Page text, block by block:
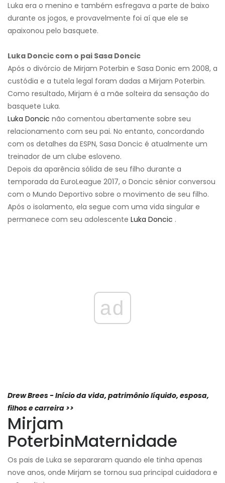
Luka era o menino e também esfregava a parte de baixo
durante os jogos, e provavelmente foi aí que ele se
apaixonou pelo basquete.
Luka Doncic com o pai Sasa Doncic
Após o divórcio de Mirjam Poterbin e Sasa Donic em 2008, a
custódia e a tutela legal foram dadas a Mirjam Poterbin.
Como resultado, Mirjam é a mãe solteira da sensação do
basquete Luka.
Luka Doncic não comentou abertamente sobre seu
relacionamento com seu pai. No entanto, concordando
com os detalhes da ESPN, Sasa Doncic é atualmente um
treinador de um clube esloveno.
Depois da aparência sólida de seu filho durante a
temporada da EuroLeague 2017, o Doncic sênior conversou
com o Mundo Deportivo sobre o movimento de seu filho.
Após o isolamento, ela segue com uma vida singular e
permanece com seu adolescente Luka Doncic .
ad
Drew Brees - Início da vida, patrimônio líquido, esposa,
filhos e carreira >>
Mirjam
PoterbinMaternidade
Os pais de Luka se separaram quando ele tinha apenas
nove anos, onde Mirjam se tornou sua principal cuidadora e